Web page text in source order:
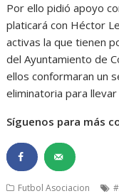
Por ello pidió apoyo
platicará con Héctor
activas la que tienen
del Ayuntamiento de
ellos conformaran un
eliminatoria para
Síguenos para más
Futbol Asociacion